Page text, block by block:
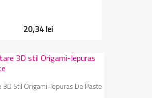
20,34 lei
3D Stil Origami-Iepuras De Paste